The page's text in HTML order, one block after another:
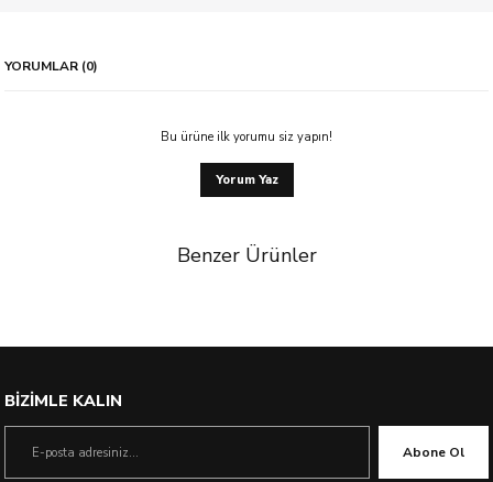
YORUMLAR (0)
Bu ürüne ilk yorumu siz yapın!
Yorum Yaz
Benzer Ürünler
BİZİMLE KALIN
Abone Ol